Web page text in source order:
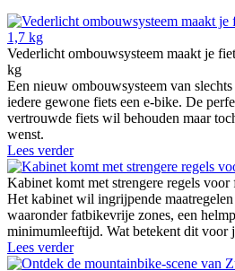
Vederlicht ombouwsysteem maakt je
kg
Een nieuw ombouwsysteem van
iedere gewone fiets een e-bike. De
vertrouwde fiets wil behouden maar
wenst.
Lees verder
Kabinet komt met strengere regels voor
Het kabinet wil ingrijpende
waaronder fatbikevrije zones, een
minimumleeftijd. Wat betekent dit voor
Lees verder